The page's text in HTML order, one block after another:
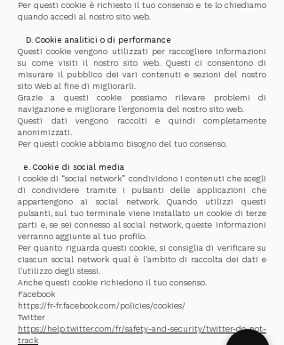
Per questi cookie è richiesto il tuo consenso e te lo chiediamo
quando accedi al nostro sito web.
D. Cookie analitici o di performance
Questi cookie vengono utilizzati per raccogliere informazioni
su come visiti il nostro sito web. Questi ci consentono di
misurare il pubblico dei vari contenuti e sezioni del nostro
sito Web al fine di migliorarli.
Grazie a questi cookie possiamo rilevare problemi di
navigazione e migliorare l'ergonomia del nostro sito web.
Questi dati vengono raccolti e quindi completamente
anonimizzati.
Per questi cookie abbiamo bisogno del tuo consenso.
e. Cookie di social media
I cookie di “social network” condividono i contenuti che scegli
di condividere tramite i pulsanti delle applicazioni che
appartengono ai social network. Quando utilizzi questi
pulsanti, sul tuo terminale viene installato un cookie di terze
parti e, se sei connesso al social network, queste informazioni
verranno aggiunte al tuo profilo.
Per quanto riguarda questi cookie, si consiglia di verificare su
ciascun social network qual è l'ambito di raccolta dei dati e
l'utilizzo degli stessi.
Anche questi cookie richiedono il tuo consenso.
Facebook
https://fr-fr.facebook.com/policies/cookies/
Twitter
https://help.twitter.com/fr/safety-and-security/twitter-do-not-
track